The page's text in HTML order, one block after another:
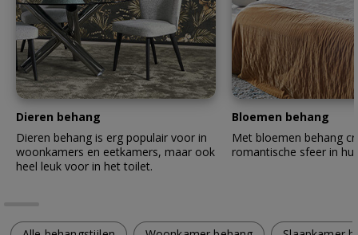
Dieren behang
Dieren behang is erg populair voor in
woonkamers en eetkamers, maar ook
heel leuk voor in het toilet.
Bloemen behang
Met bloemen behang
romantische sfeer in